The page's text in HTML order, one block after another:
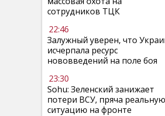
сотрудников ТЦК
22:46
Залужный уверен, что
исчерпала ресурс
нововведений на поле боя
23:30
Sohu: Зеленский занижает
потери ВСУ, пряча реальную
ситуацию на фронте